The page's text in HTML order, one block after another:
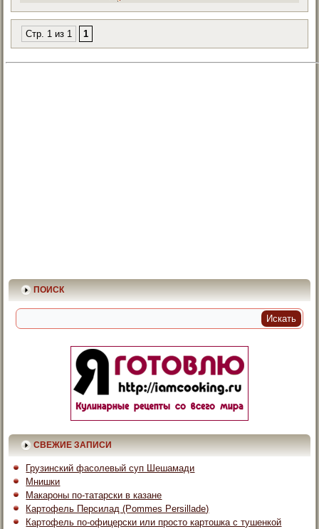
Стр. 1 из 1 1
ПОИСК
СВЕЖИЕ ЗАПИСИ
Грузинский фасолевый суп Шешамади
Мнишки
Макароны по-татарски в казане
Картофель Персилад (Pommes Persillade)
Картофель по-офицерски или просто картошка с тушенкой